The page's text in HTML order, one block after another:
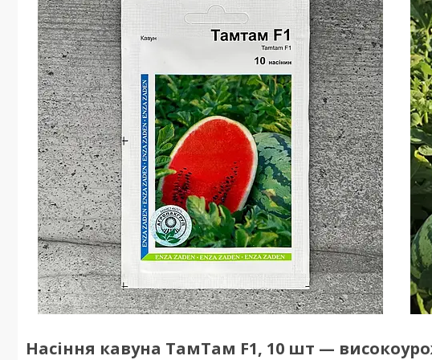
Насіння кавуна ТамТам F1, 10 шт —